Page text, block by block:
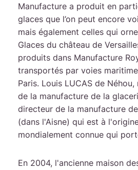
Manufacture a produit en
glaces que l’on peut encore
mais également celles qui
Glaces du château de
produits dans Manufacture
transportés par voies
Paris. Louis LUCAS de
de la manufacture de la
directeur de la manufacture
(dans l'Aisne) qui est à
mondialement connue qui
En 2004, l'ancienne maison